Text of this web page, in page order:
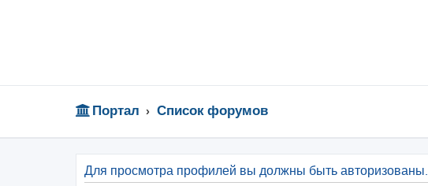
Портал Список форумов
Для просмотра профилей вы должны быть авторизованы.